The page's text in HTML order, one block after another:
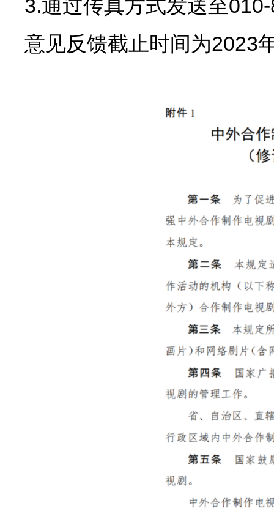
3.通过传真方式发送至
意见反馈截止时间为2023